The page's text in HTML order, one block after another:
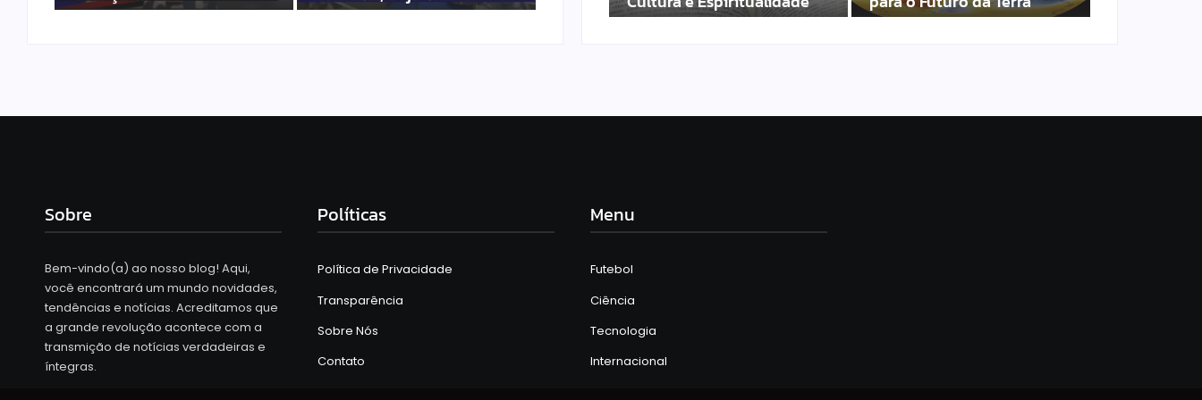
Sobre
Bem-vindo(a) ao nosso blog! Aqui,
você encontrará um mundo novidades,
tendências e notícias. Acreditamos que
a grande revolução acontece com a
transmição de notícias verdadeiras e
íntegras.
Políticas
Política de Privacidade
Transparência
Sobre Nós
Contato
Menu
Futebol
Ciência
Tecnologia
Internacional